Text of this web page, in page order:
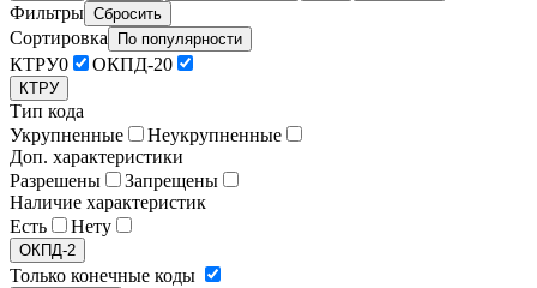
Фильтры Сбросить
Сортировка По популярности
КТРУ0 ОКПД-20
КТРУ
Тип кода
Укрупненные
Неукрупненные
Доп. характеристики
Разрешены
Запрещены
Наличие характеристик
Есть
Нету
ОКПД-2
Только конечные коды